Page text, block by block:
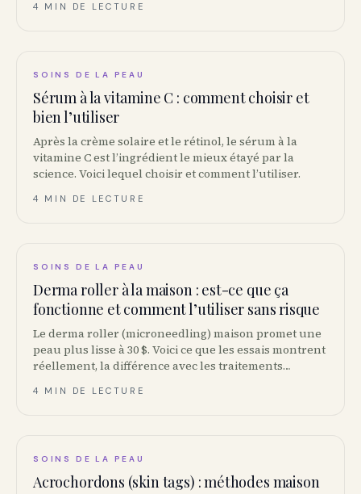
4 MIN DE LECTURE
SOINS DE LA PEAU
Sérum à la vitamine C : comment choisir et
bien l’utiliser
Après la crème solaire et le rétinol, le sérum à la
vitamine C est l’ingrédient le mieux étayé par la
science. Voici lequel choisir et comment l’utiliser.
4 MIN DE LECTURE
SOINS DE LA PEAU
Derma roller à la maison : est-ce que ça
fonctionne et comment l’utiliser sans risque
Le derma roller (microneedling) maison promet une
peau plus lisse à 30 $. Voici ce que les essais montrent
réellement, la différence avec les traitements
4 MIN DE LECTURE
SOINS DE LA PEAU
Acrochordons (skin tags) : méthodes maison